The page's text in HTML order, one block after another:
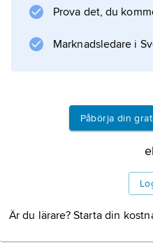
Man kan vaccinera
som ger influensa och
Information
Prova det, du
Marknadsledare i
Påbörja din
Är du lärare? Starta din